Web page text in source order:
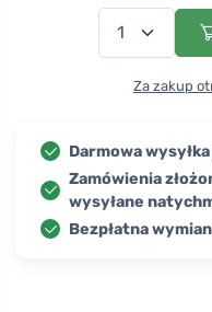
Za zakup
Darmowa
Zamówienia
wysyłane
Bezpłatna